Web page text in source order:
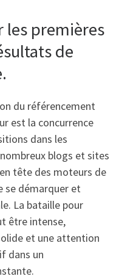
les premières
de
du référencement
est la concurrence
dans les
blogs et sites
tête des moteurs de
se démarquer et
La bataille pour
être intense,
et une attention
dans un